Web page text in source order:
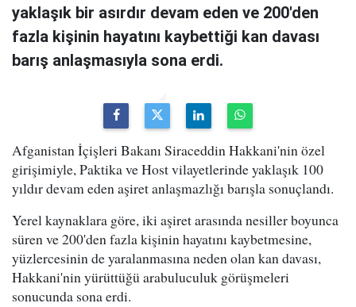
yaklaşık bir asırdır devam eden ve 200'den
fazla kişinin hayatını kaybettiği kan davası
barış anlaşmasıyla sona erdi.
Afganistan İçişleri Bakanı Siraceddin Hakkani'nin özel
girişimiyle, Paktika ve Host vilayetlerinde yaklaşık 100
yıldır devam eden aşiret anlaşmazlığı barışla sonuçlandı.
Yerel kaynaklara göre, iki aşiret arasında nesiller boyunca
süren ve 200'den fazla kişinin hayatını kaybetmesine,
yüzlercesinin de yaralanmasına neden olan kan davası,
Hakkani'nin yürüttüğü arabuluculuk görüşmeleri
sonucunda sona erdi.